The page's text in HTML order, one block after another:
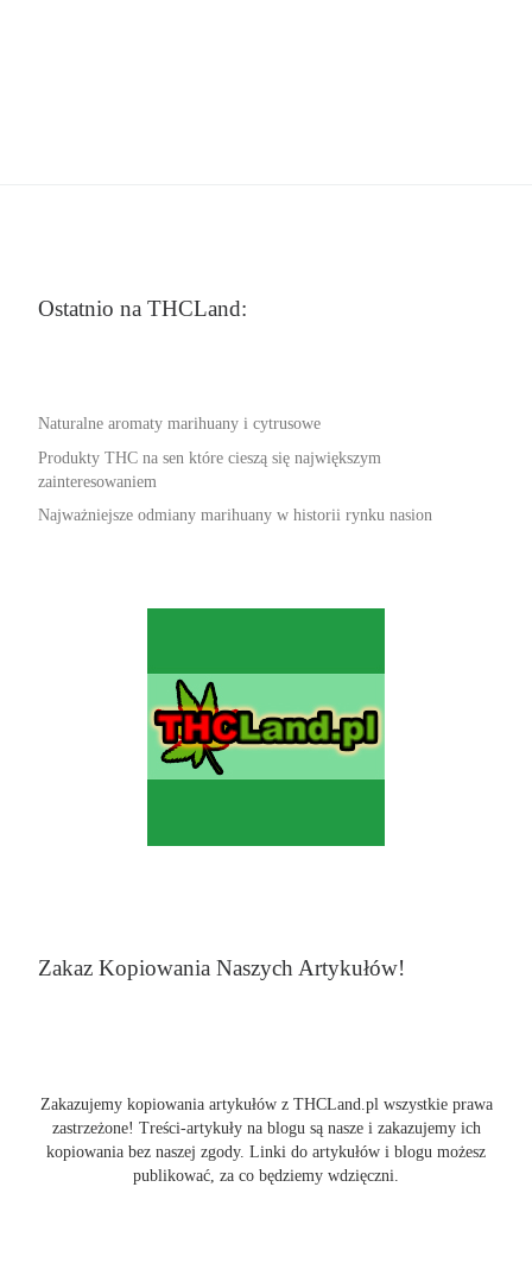
Ostatnio na THCLand:
Naturalne aromaty marihuany i cytrusowe
Produkty THC na sen które cieszą się największym
zainteresowaniem
Najważniejsze odmiany marihuany w historii rynku nasion
Zakaz Kopiowania Naszych Artykułów!
Zakazujemy kopiowania artykułów z THCLand.pl wszystkie prawa
zastrzeżone! Treści-artykuły na blogu są nasze i zakazujemy ich
kopiowania bez naszej zgody. Linki do artykułów i blogu możesz
publikować, za co będziemy wdzięczni.